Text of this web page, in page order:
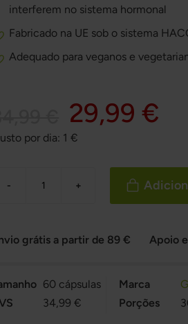
interferem no sistema hormonal
Fabricado na UE sob o sistema
Adequado para veganos e
29,99 €
por dia: 1€
- +
grátis a partir de 89 € Apoio
60 cápsulas
34,99 €
Marca
Porções